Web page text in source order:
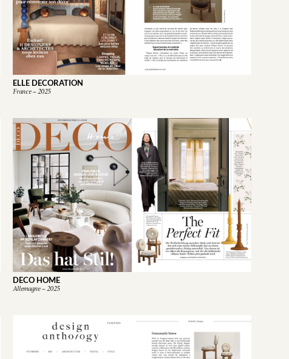
ELLE DECORATION
France – 2025
DECO HOME
Allemagne – 2025